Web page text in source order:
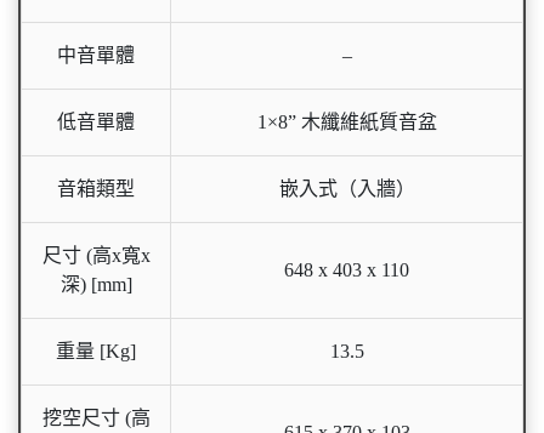
中音單體 –
低音單體 1×8” 木纖維紙質音盆
音箱類型 嵌入式（入牆）
尺寸 (高x寬x
深) [mm]
648 x 403 x 110
重量 [Kg] 13.5
挖空尺寸 (高